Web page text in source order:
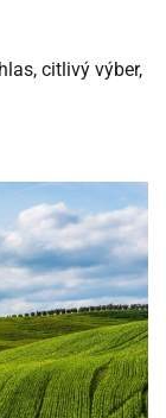
citlivý výber,